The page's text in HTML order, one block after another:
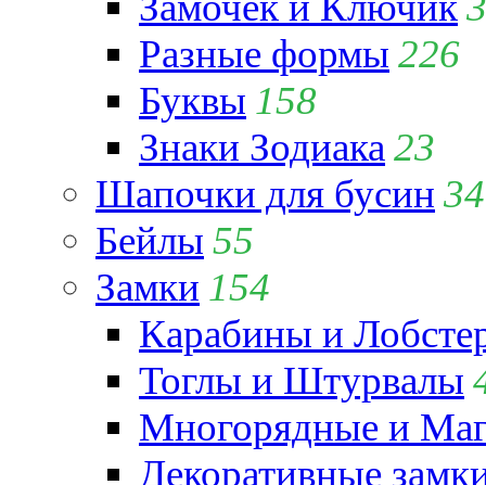
Разные формы 226
Буквы 158
Знаки Зодиака 23
Шапочки для бусин 34
Бейлы 55
Замки 154
Карабины и
Тоглы и Штурвалы
Многорядные и
Декоративные